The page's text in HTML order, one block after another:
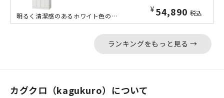
¥ 54,890 税込
明るく清潔感のあるホワイト色のエコ塗装を施した、大変リーズナブルな8人用スチール...
ランキングをもっと見る →
カグクロ（kagukuro）について